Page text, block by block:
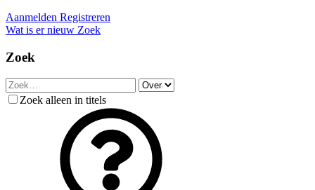
Aanmelden Registreren
Wat is er nieuw Zoek
Zoek
Zoek alleen in titels